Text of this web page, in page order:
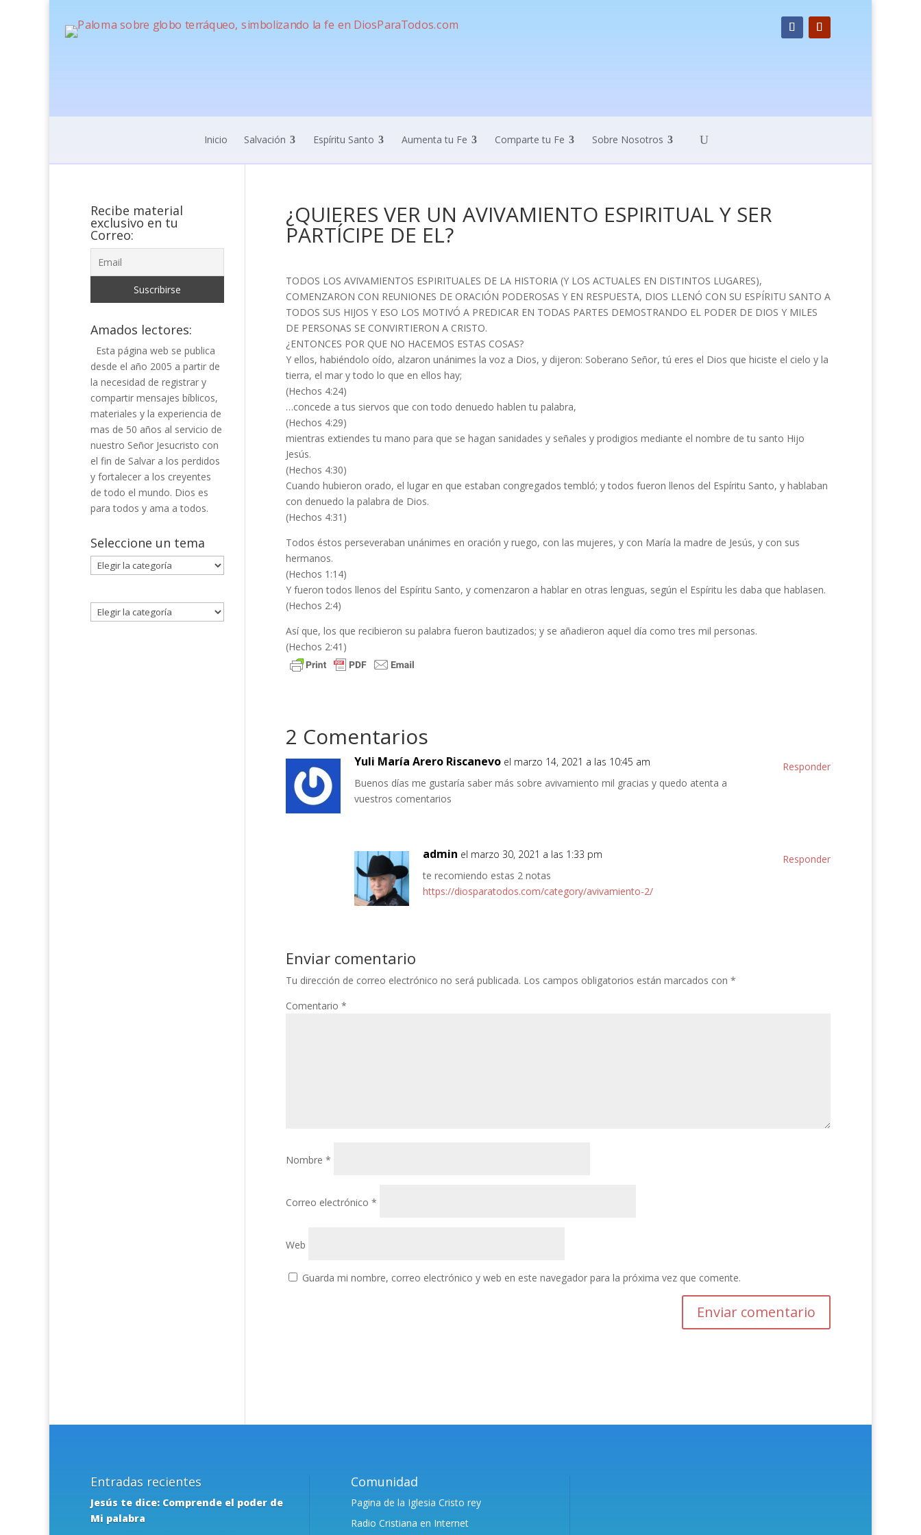
Inicio Salvación Espíritu Santo Aumenta tu Fe Comparte tu Fe Sobre Nosotros
¿QUIERES VER UN AVIVAMIENTO ESPIRITUAL Y SER
PARTÍCIPE DE EL?
TODOS LOS AVIVAMIENTOS ESPIRITUALES DE LA HISTORIA (Y LOS ACTUALES EN DISTINTOS LUGARES),
COMENZARON CON REUNIONES DE ORACIÓN PODEROSAS Y EN RESPUESTA, DIOS LLENÓ CON SU ESPÍRITU SANTO A
TODOS SUS HIJOS Y ESO LOS MOTIVÓ A PREDICAR EN TODAS PARTES DEMOSTRANDO EL PODER DE DIOS Y MILES
DE PERSONAS SE CONVIRTIERON A CRISTO.
¿ENTONCES POR QUE NO HACEMOS ESTAS COSAS?
Y ellos, habiéndolo oído, alzaron unánimes la voz a Dios, y dijeron: Soberano Señor, tú eres el Dios que hiciste el cielo y la
tierra, el mar y todo lo que en ellos hay;
(Hechos 4:24)
…concede a tus siervos que con todo denuedo hablen tu palabra,
(Hechos 4:29)
mientras extiendes tu mano para que se hagan sanidades y señales y prodigios mediante el nombre de tu santo Hijo
Jesús.
(Hechos 4:30)
Cuando hubieron orado, el lugar en que estaban congregados tembló; y todos fueron llenos del Espíritu Santo, y hablaban
con denuedo la palabra de Dios.
(Hechos 4:31)
Todos éstos perseveraban unánimes en oración y ruego, con las mujeres, y con María la madre de Jesús, y con sus
hermanos.
(Hechos 1:14)
Y fueron todos llenos del Espíritu Santo, y comenzaron a hablar en otras lenguas, según el Espíritu les daba que hablasen.
(Hechos 2:4)
Así que, los que recibieron su palabra fueron bautizados; y se añadieron aquel día como tres mil personas.
(Hechos 2:41)
2 Comentarios
Yuli María Arero Riscanevo el marzo 14, 2021 a las 10:45 am
Buenos días me gustaría saber más sobre avivamiento mil gracias y quedo atenta a
vuestros comentarios
Responder
admin el marzo 30, 2021 a las 1:33 pm
te recomiendo estas 2 notas
https://diosparatodos.com/category/avivamiento-2/
Responder
Enviar comentario
Tu dirección de correo electrónico no será publicada. Los campos obligatorios están marcados con *
Comentario *
Nombre *
Correo electrónico *
Web
Guarda mi nombre, correo electrónico y web en este navegador para la próxima vez que comente.
Recibe material
exclusivo en tu
Correo:
Amados lectores:
Esta página web se publica
desde el año 2005 a partir de
la necesidad de registrar y
compartir mensajes bíblicos,
materiales y la experiencia de
mas de 50 años al servicio de
nuestro Señor Jesucristo con
el fin de Salvar a los perdidos
y fortalecer a los creyentes
de todo el mundo. Dios es
para todos y ama a todos.
Seleccione un tema
Seleccione
un
Entradas recientes
Jesús te dice: Comprende el poder de
Mi palabra
Comunidad
Pagina de la Iglesia Cristo rey
Radio Cristiana en Internet